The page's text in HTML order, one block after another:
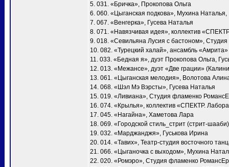
5. 031. «Бричка», Прокопова Ольга
6. 060. «Цыганская подкова», Мухина
7. 067. «Венгерка», Гусева Наталья
8. 071. «Навязчивая идея», коллектив
9. 018. «Севильяна Лусия с бастоном»,
10. 082. «Турецкий халай», ансамбль «Амрита»
11. 033. «Бедная я», дуэт Прокопова Ольга,
12. 013. «Межансе», дуэт «Две грации»
13. 061. «Цыганская мелодия», Волотова
14. 068. «Шэл Мэ Вэрсты», Гусева Наталья
15. 019. «Ливиана», Студия фламенко
16. 074. «Крылья», коллектив «СПЕКТР.
17. 045. «Нагайна», Хаметова Лара
18. 069. «Городской стиль_стрит (стрит-
19. 032. «Марджанджя», Гуськова Ирина
20. 014. «Тавих», Театр-студия восточного
21. 066. «Цыганочка с выходом», Мухина
22. 020. «Ромэро», Студия фламенко